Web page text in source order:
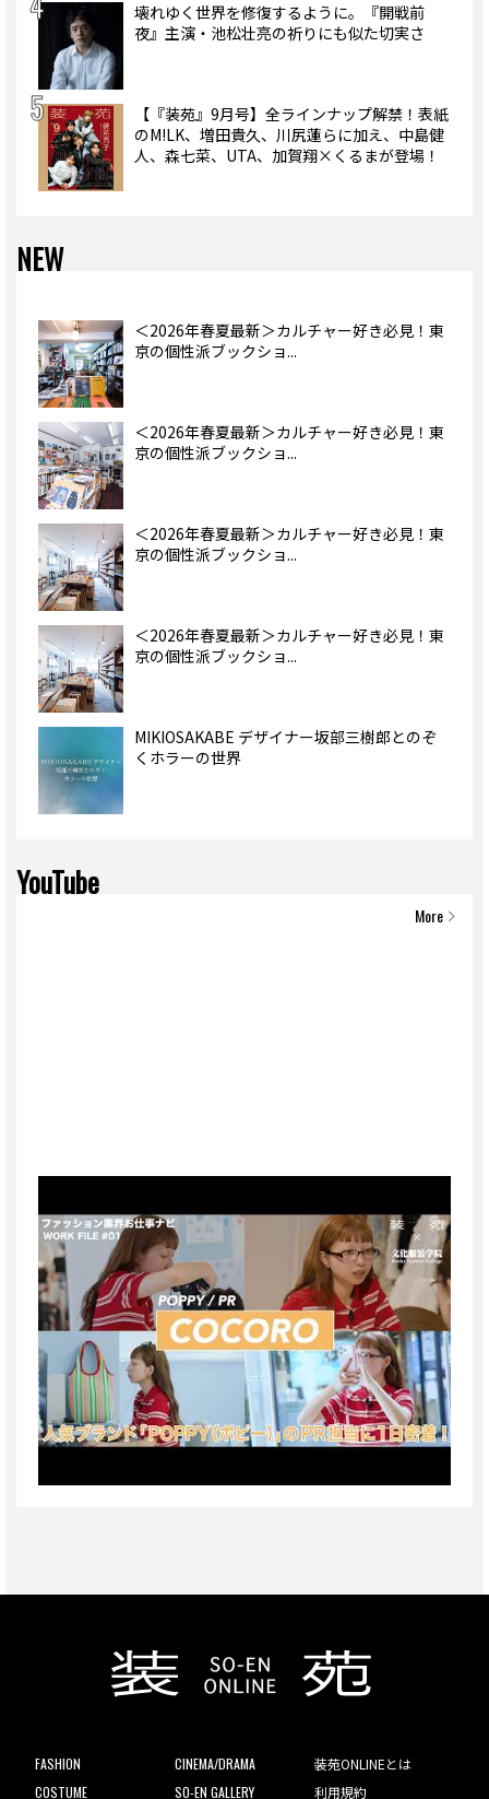
壊れゆく世界を修復するように。『開戦前
夜』主演・池松壮亮の祈りにも似た切実さ
【『装苑』9月号】全ラインナップ解禁！表紙
のM!LK、増田貴久、川尻蓮らに加え、中島健
人、森七菜、UTA、加賀翔×くるまが登場！
NEW
＜2026年春夏最新＞カルチャー好き必見！東
京の個性派ブックショ...
＜2026年春夏最新＞カルチャー好き必見！東
京の個性派ブックショ...
＜2026年春夏最新＞カルチャー好き必見！東
京の個性派ブックショ...
＜2026年春夏最新＞カルチャー好き必見！東
京の個性派ブックショ...
MIKIOSAKABE デザイナー坂部三樹郎とのぞ
くホラーの世界
YouTube
More
FASHION
COSTUME
CINEMA/DRAMA
SO-EN GALLERY
装苑ONLINEとは
利用規約